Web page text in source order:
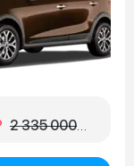
2 335 000 ₽